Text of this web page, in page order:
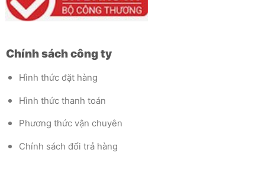
Chính sách công ty
Hình thức đặt hàng
Hình thức thanh toán
Phương thức vận chuyên
Chính sách đổi trả hàng